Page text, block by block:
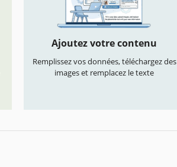
Ajoutez votre contenu
Remplissez vos données, téléchargez des
images et remplacez le texte